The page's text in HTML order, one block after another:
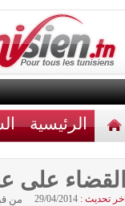
الرئيسية
القضاء على
اخر تحديث : 29/04/2014 من